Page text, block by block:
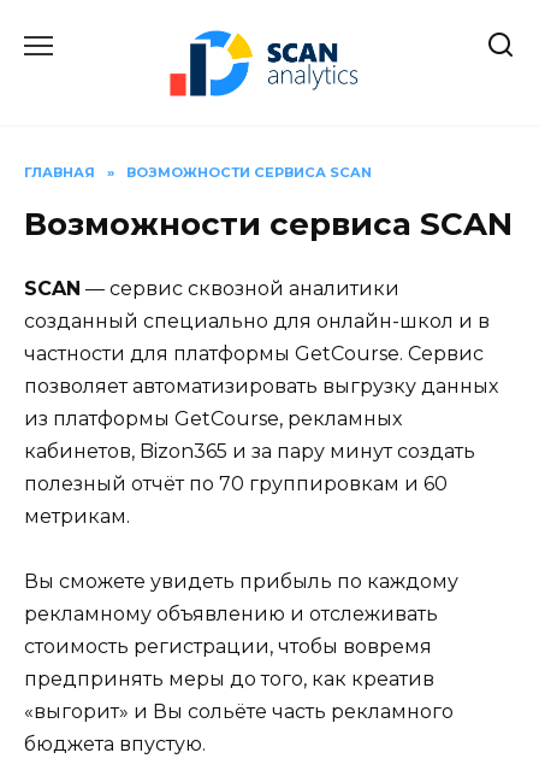
ГЛАВНАЯ » ВОЗМОЖНОСТИ СЕРВИСА SCAN
Возможности сервиса SCAN
SCAN — сервис сквозной аналитики
созданный специально для онлайн-школ и в
частности для платформы GetCourse. Сервис
позволяет автоматизировать выгрузку данных
из платформы GetCourse, рекламных
кабинетов, Bizon365 и за пару минут создать
полезный отчёт по 70 группировкам и 60
метрикам.
Вы сможете увидеть прибыль по каждому
рекламному объявлению и отслеживать
стоимость регистрации, чтобы вовремя
предпринять меры до того, как креатив
«выгорит» и Вы сольёте часть рекламного
бюджета впустую.